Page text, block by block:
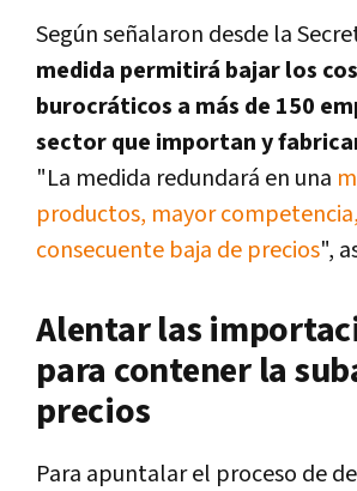
Según señalaron desde la
medida permitirá bajar los
burocráticos a más de 150
sector que importan y
"La medida redundará en una
productos, mayor
consecuente baja de precios",
Alentar las
para contener la
precios
Para apuntalar el proceso de